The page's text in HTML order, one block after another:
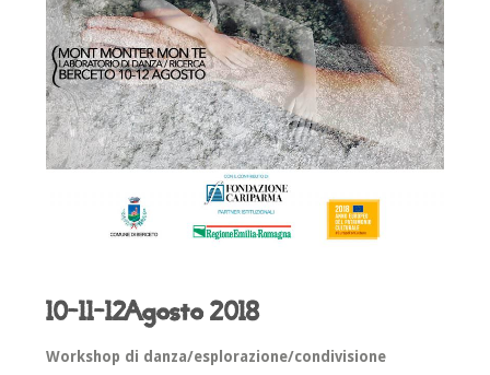
10-11-12 Agosto 2018
Workshop di danza/esplorazione/condivisione